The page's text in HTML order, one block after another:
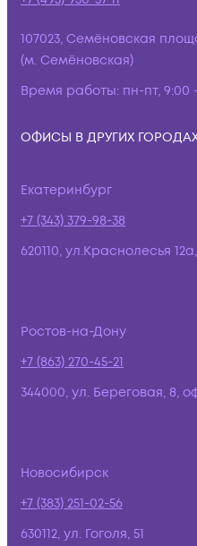
107023, Семёновская
(м. Семёновская)
Время работы: пн-пт, 9:00
ОФИСЫ В ДРУГИХ
Екатеринбург
+7 (343) 379-98-38
620110, ул.Краснолесья
Ростов-на-Дону
+7 (863) 270-45-21
344000, ул. Береговая, 8,
Новосибирск
+7 (383) 251-02-56
630112, ул. Гоголя, 51